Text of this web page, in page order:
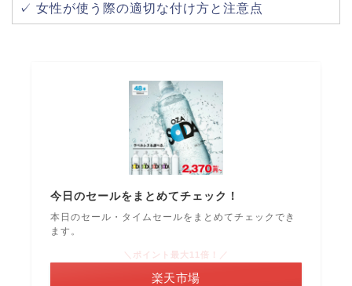
✓ 女性が使う際の適切な付け方と注意点
今日のセールをまとめてチェック！
本日のセール・タイムセールをまとめてチェックでき
ます。
＼ポイント最大11倍！／
楽天市場